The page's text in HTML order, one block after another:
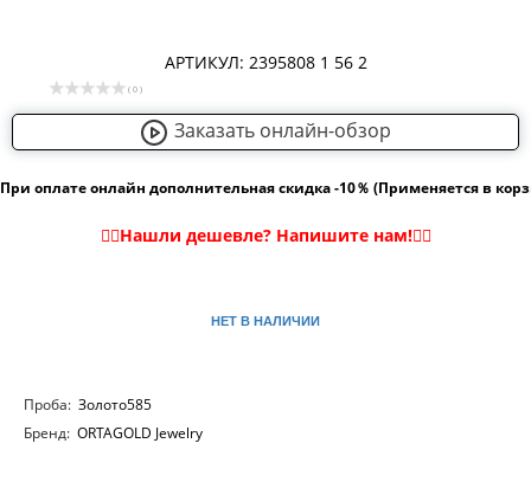
АРТИКУЛ: 2395808 1 56 2
( 0 )
Заказать онлайн-обзор
При оплате онлайн дополнительная скидка -10％ (Применяется в
НЕТ В НАЛИЧИИ
Проба: Золото585
Бренд: ORTAGOLD Jewelry